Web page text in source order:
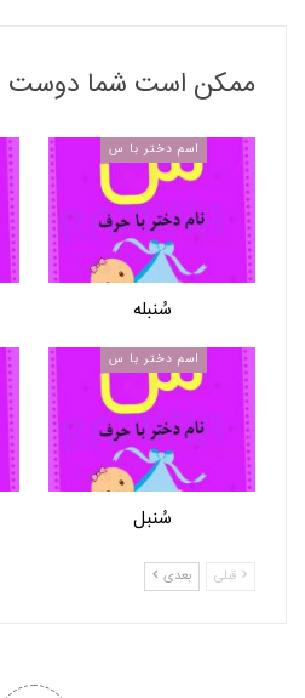
ممکن است شما دوست
اسم دختر با س
سُنبله
اسم دختر با س
سُنبل
قبلی بعدی